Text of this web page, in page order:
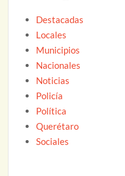
Destacadas
Locales
Municipios
Nacionales
Noticias
Policía
Política
Querétaro
Sociales